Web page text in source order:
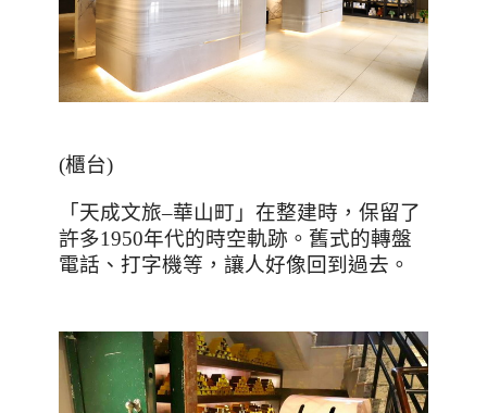
(櫃台)
「天成文旅–華山町」在整建時，保留了
許多1950年代的時空軌跡。舊式的轉盤
電話、打字機等，讓人好像回到過去。